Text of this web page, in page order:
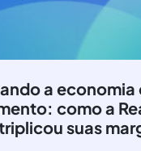
a economia
como a
suas